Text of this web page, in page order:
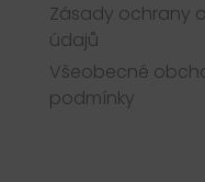
Zásady ochrany
údajů
Všeobecné
podmínky